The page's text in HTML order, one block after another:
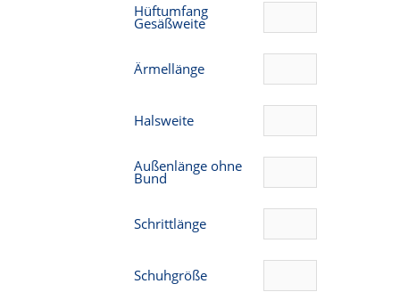
Hüftumfang
Gesäßweite
Ärmellänge
Halsweite
Außenlänge ohne
Bund
Schrittlänge
Schuhgröße